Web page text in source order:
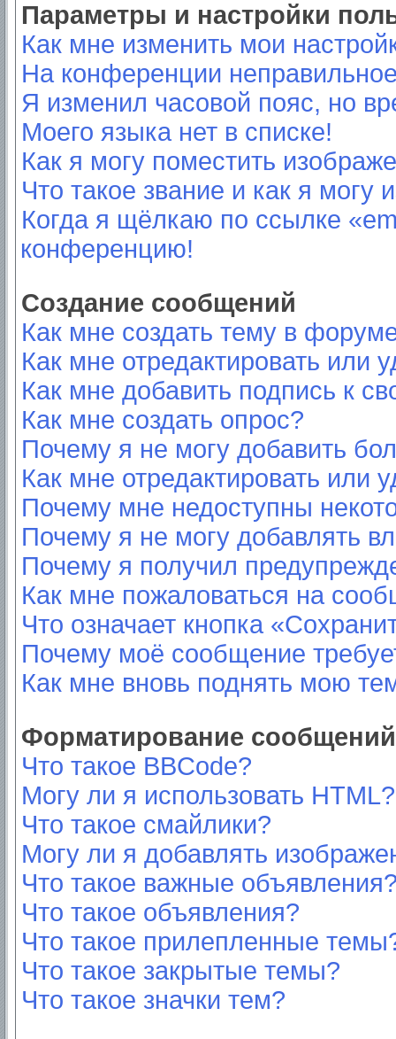
Параметры и настройки
Как мне изменить мои
На конференции
Я изменил часовой пояс, но
Моего языка нет в списке!
Как я могу поместить
Что такое звание и как я могу
Когда я щёлкаю по ссылке
конференцию!
Создание сообщений
Как мне создать тему в
Как мне отредактировать или
Как мне добавить подпись к
Как мне создать опрос?
Почему я не могу добавить
Как мне отредактировать или
Почему мне недоступны
Почему я не могу добавлять
Почему я получил
Как мне пожаловаться на
Что означает кнопка
Почему моё сообщение
Как мне вновь поднять мою
Форматирование
Что такое BBCode?
Могу ли я использовать HTML?
Что такое смайлики?
Могу ли я добавлять
Что такое важные
Что такое объявления?
Что такое прилепленные
Что такое закрытые темы?
Что такое значки тем?